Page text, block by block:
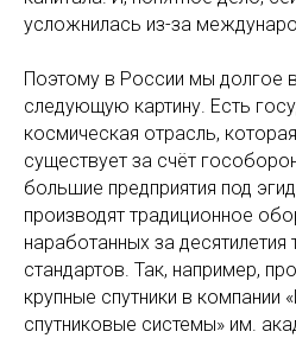
усложнилась из-за
Поэтому в России мы долгое
следующую картину. Есть
космическая отрасль,
существует за счёт
большие предприятия под
производят традиционное
наработанных за десятилетия
стандартов. Так, например,
крупные спутники в
спутниковые системы» им.